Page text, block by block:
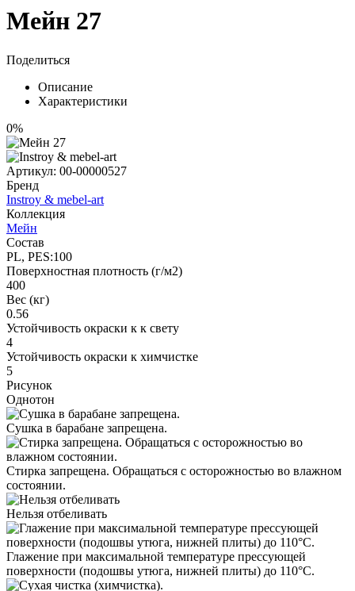
Мейн 27
Поделиться
Описание
Характеристики
0%
Артикул: 00-00000527
Бренд
Instroy & mebel-art
Коллекция
Мейн
Состав
PL, PES:100
Поверхностная плотность (г/м2)
400
Вес (кг)
0.56
Устойчивость окраски к к свету
4
Устойчивость окраски к химчистке
5
Рисунок
Однотон
Сушка в барабане запрещена.
Стирка запрещена. Обращаться с осторожностью во влажном
состоянии.
Нельзя отбеливать
Глажение при максимальной температуре прессующей
поверхности (подошвы утюга, нижней плиты) до 110°С.